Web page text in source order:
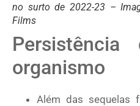
no surto de 2022-23 –
Films
organismo
Além das sequelas